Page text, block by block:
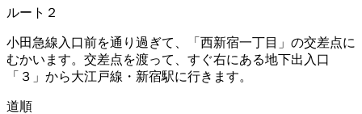
ルート２
小田急線入口前を通り過ぎて、「西新宿一丁目」の交差点に
むかいます。交差点を渡って、すぐ右にある地下出入口
「３」から大江戸線・新宿駅に行きます。
道順